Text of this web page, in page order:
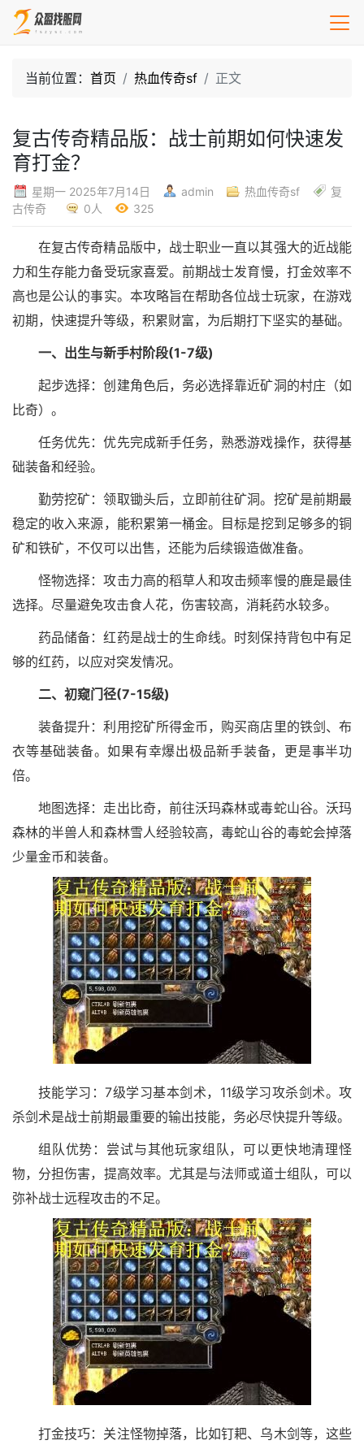
当前位置： 首页 热血传奇sf 正文
复古传奇精品版：战士前期如何快速发
育打金？
星期一 2025年7月14日 admin 热血传奇sf
复
古传奇
0人 325
在复古传奇精品版中，战士职业一直以其强大的近战能
力和生存能力备受玩家喜爱。前期战士发育慢，打金效率不
高也是公认的事实。本攻略旨在帮助各位战士玩家，在游戏
初期，快速提升等级，积累财富，为后期打下坚实的基础。
一、出生与新手村阶段(1-7级)
起步选择：创建角色后，务必选择靠近矿洞的村庄（如
比奇）。
任务优先：优先完成新手任务，熟悉游戏操作，获得基
础装备和经验。
勤劳挖矿：领取锄头后，立即前往矿洞。挖矿是前期最
稳定的收入来源，能积累第一桶金。目标是挖到足够多的铜
矿和铁矿，不仅可以出售，还能为后续锻造做准备。
怪物选择：攻击力高的稻草人和攻击频率慢的鹿是最佳
选择。尽量避免攻击食人花，伤害较高，消耗药水较多。
药品储备：红药是战士的生命线。时刻保持背包中有足
够的红药，以应对突发情况。
二、初窥门径(7-15级)
装备提升：利用挖矿所得金币，购买商店里的铁剑、布
衣等基础装备。如果有幸爆出极品新手装备，更是事半功
倍。
地图选择：走出比奇，前往沃玛森林或毒蛇山谷。沃玛
森林的半兽人和森林雪人经验较高，毒蛇山谷的毒蛇会掉落
少量金币和装备。
技能学习：7级学习基本剑术，11级学习攻杀剑术。攻
杀剑术是战士前期最重要的输出技能，务必尽快提升等级。
组队优势：尝试与其他玩家组队，可以更快地清理怪
物，分担伤害，提高效率。尤其是与法师或道士组队，可以
弥补战士远程攻击的不足。
打金技巧：关注怪物掉落，比如钉耙、乌木剑等，这些